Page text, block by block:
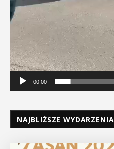
00:00
NAJBLIŻSZE WYDARZENIA